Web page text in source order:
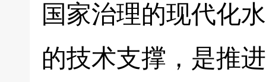
国家治理的现代化
的技术支撑，是推